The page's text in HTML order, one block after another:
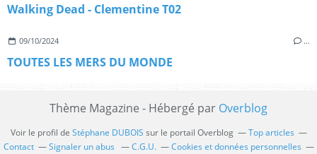
Walking Dead - Clementine T02
09/10/2024 …
TOUTES LES MERS DU MONDE
Thème Magazine - Hébergé par Overblog
Voir le profil de Stéphane DUBOIS sur le portail Overblog
Top articles
Contact
Signaler un abus C.G.U. Cookies et données personnelles